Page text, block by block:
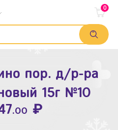
0
пор. д/р-ра
15г №10
.00 ₽
10мг №10
.80 ₽